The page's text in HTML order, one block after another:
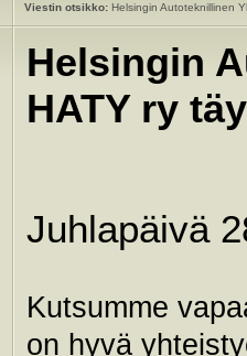
Viestin otsikko:Helsingin Autoteknillinen
Helsingin
HATY ry
Juhlapäivä
Kutsumme
on hyvä